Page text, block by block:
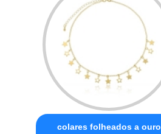
colares folheados a ouro